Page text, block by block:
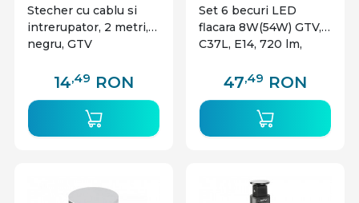
Stecher cu cablu si
intrerupator, 2 metri,
negru, GTV
14,49 RON
Set 6 becuri LED
flacara 8W(54W) GTV,
C37L, E14, 720 lm,
K), clasa energetica F
47,49 RON